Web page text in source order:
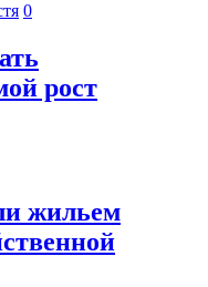
0
рост
жильем